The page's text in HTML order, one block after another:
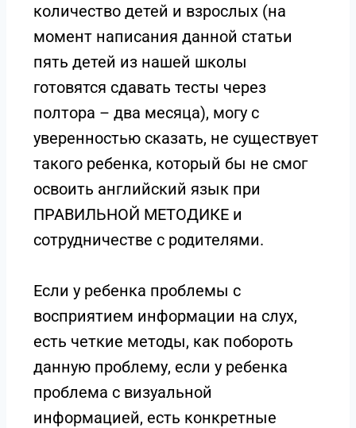
количество детей и взрослых (на
момент написания данной статьи
пять детей из нашей школы
готовятся сдавать тесты через
полтора – два месяца), могу с
уверенностью сказать, не существует
такого ребенка, который бы не смог
освоить английский язык при
ПРАВИЛЬНОЙ МЕТОДИКЕ и
сотрудничестве с родителями.
Если у ребенка проблемы с
восприятием информации на слух,
есть четкие методы, как побороть
данную проблему, если у ребенка
проблема с визуальной
информацией, есть конкретные